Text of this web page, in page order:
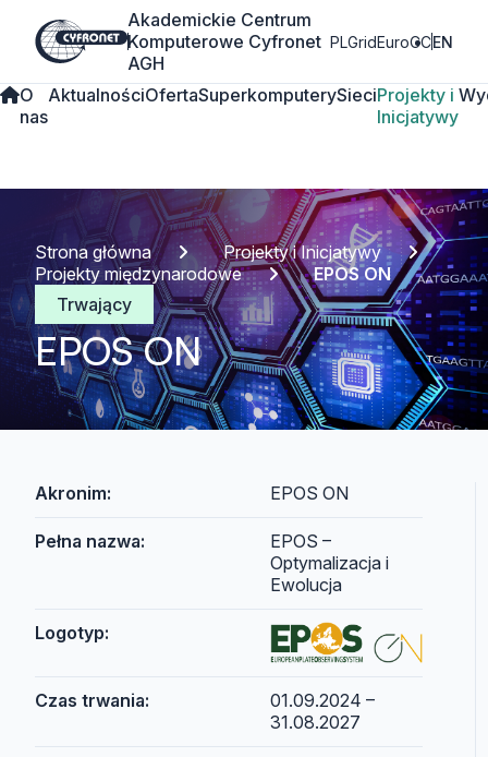
Akademickie Centrum
Komputerowe Cyfronet
AGH
PLGridEuroCCEN
O
nas
AktualnościOfertaSuperkomputerySieciProjekty i
Inicjatywy
Strona główna
Projekty i Inicjatywy
Projekty międzynarodowe
EPOS ON
Trwający
EPOS ON
Akronim: EPOS ON
Pełna nazwa:
EPOS –
Optymalizacja i
Ewolucja
Logotyp:
Czas trwania:
01.09.2024 –
31.08.2027